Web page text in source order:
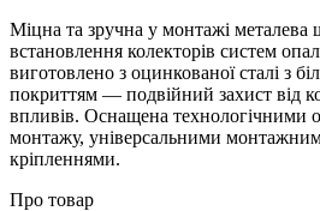
Міцна та зручна у монтажі металева
встановлення колекторів систем
виготовлено з оцинкованої сталі з
покриттям — подвійний захист від
впливів. Оснащена технологічними
монтажу, універсальними
кріпленнями.
Про товар